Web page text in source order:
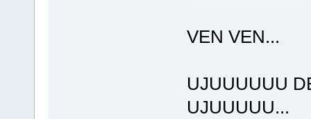
VEN VEN...
UJUUUUUU
UJUUUUU...